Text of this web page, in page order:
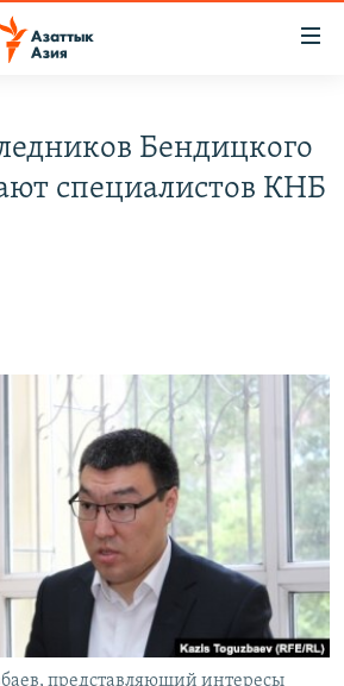
Бендицкого
специалистов КНБ
представляющий интересы